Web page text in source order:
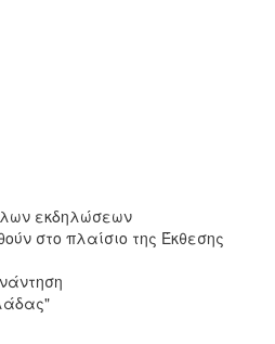
εκδηλώσεων
στο πλαίσιο της Έκθεσης